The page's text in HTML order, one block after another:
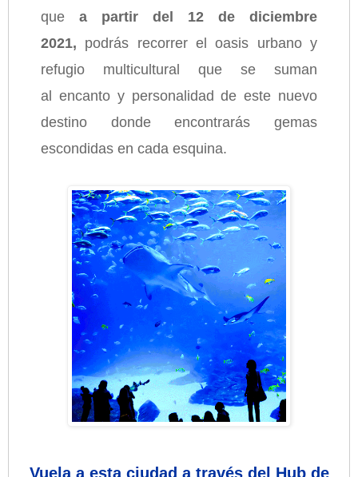
que a partir del 12 de diciembre
2021, podrás recorrer el oasis urbano y
refugio multicultural que se suman
al encanto y personalidad de este nuevo
destino donde encontrarás gemas
escondidas en cada esquina.
Vuela a esta ciudad a través del Hub de